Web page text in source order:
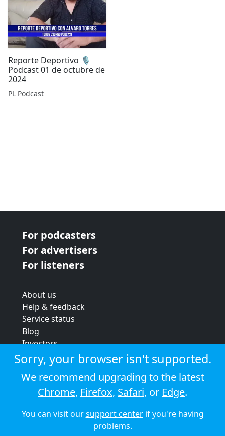
Reporte Deportivo 🎙️
Podcast 01 de octubre de
2024
PL Podcast
For podcasters
For advertisers
For listeners
About us
Help & feedback
Service status
Blog
Investors
Strategic review
Terms & conditions
Privacy policy
Cookie policy
© 2026 Audioboom
Sorry, your browser isn't supported.
We recommend upgrading to the latest
Chrome, Firefox, Safari, or Edge.
You can visit oursupport centerif you're having
problems.